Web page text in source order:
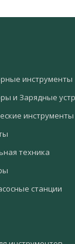
инструменты
и Зарядные
инструменты
техника
станции